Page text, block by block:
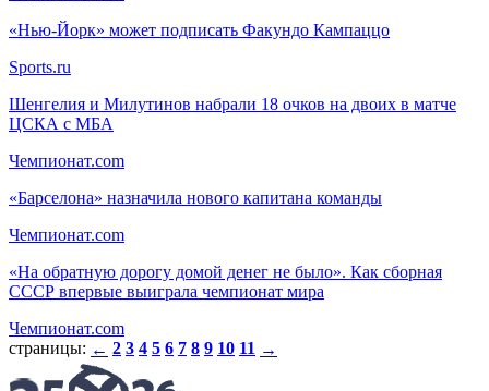
«Нью-Йорк» может подписать Факундо Кампаццо
Sports.ru
Шенгелия и Милутинов набрали 18 очков на двоих в матче
ЦСКА с МБА
Чемпионат.com
«Барселона» назначила нового капитана команды
Чемпионат.com
«На обратную дорогу домой денег не было». Как сборная
СССР впервые выиграла чемпионат мира
Чемпионат.com
страницы: ← 2 3 4 5 6 7 8 9 10 11 →